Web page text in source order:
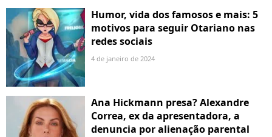
Humor, vida dos famosos e mais: 5
motivos para seguir Otariano nas
redes sociais
4 de janeiro de 2024
Ana Hickmann presa? Alexandre
Correa, ex da apresentadora, a
denuncia por alienação parental